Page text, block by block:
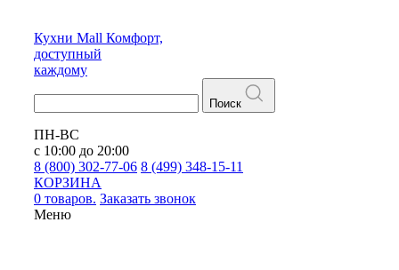
Кухни Mall Комфорт,
доступный
каждому
Поиск
ПН-ВС
с 10:00 до 20:00
8 (800) 302-77-06 8 (499) 348-15-11
КОРЗИНА
0 товаров. Заказать звонок
Меню